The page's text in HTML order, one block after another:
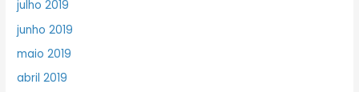
julho 2019
junho 2019
maio 2019
abril 2019